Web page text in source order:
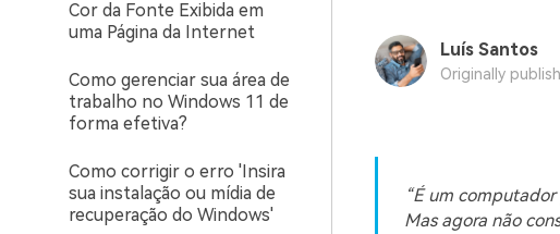
Cor da Fonte Exibida em
uma Página da Internet
Como gerenciar sua área de
trabalho no Windows 11 de
forma efetiva?
Como corrigir o erro 'Insira
sua instalação ou mídia de
recuperação do Windows'
Luís Santos
Originally
“É um
Mas agora não